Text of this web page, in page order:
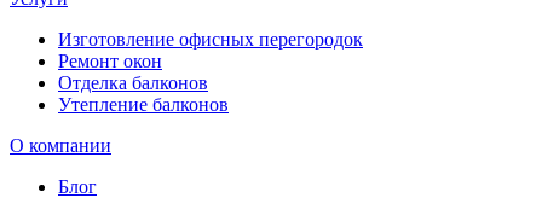
Изготовление офисных перегородок
Ремонт окон
Отделка балконов
Утепление балконов
О компании
Блог